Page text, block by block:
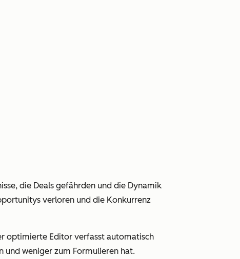
die Deals gefährden und die Dynamik
verloren und die Konkurrenz
optimierte Editor verfasst automatisch
und weniger zum Formulieren hat.